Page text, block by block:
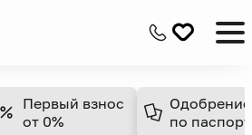
Первый взнос
от 0%
Одобрение
по